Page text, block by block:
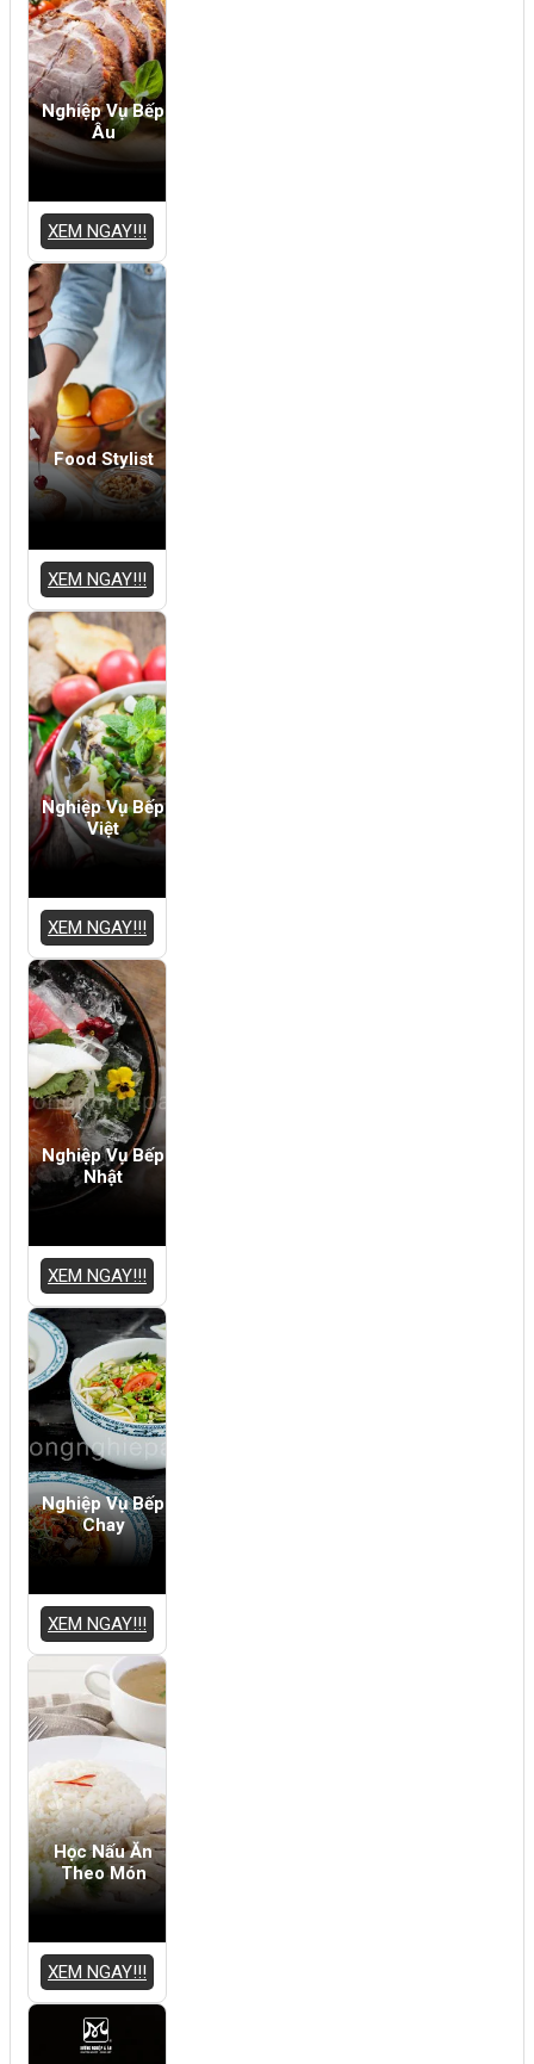
Nghiệp Vụ Bếp
Âu
XEM NGAY!!!
Food Stylist
XEM NGAY!!!
Nghiệp Vụ Bếp
Việt
XEM NGAY!!!
Nghiệp Vụ Bếp
Nhật
XEM NGAY!!!
Nghiệp Vụ Bếp
Chay
XEM NGAY!!!
Học Nấu Ăn
Theo Món
XEM NGAY!!!